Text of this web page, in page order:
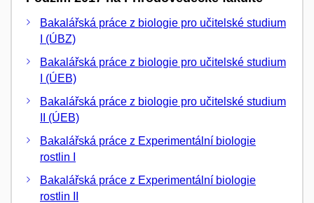
Bakalářská práce z biologie pro učitelské studium
I (ÚBZ)
Bakalářská práce z biologie pro učitelské studium
I (ÚEB)
Bakalářská práce z biologie pro učitelské studium
II (ÚEB)
Bakalářská práce z Experimentální biologie
rostlin I
Bakalářská práce z Experimentální biologie
rostlin II